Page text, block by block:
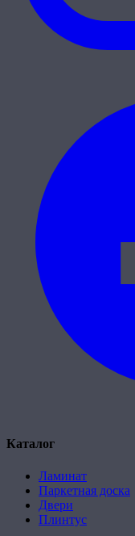
Каталог
Ламинат
Паркетная доска
Двери
Плинтус